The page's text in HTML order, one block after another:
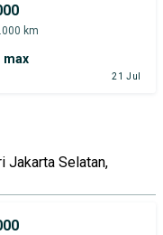
km
max
21 Jul
Jakarta Selatan,